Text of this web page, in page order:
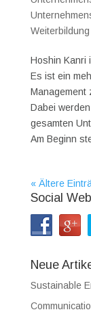
Weiterbildung
Hoshin Kanri
Es ist ein
Management
Dabei
gesamten
Am Beginn
« Ältere
Social Web
Neue
Sustainable